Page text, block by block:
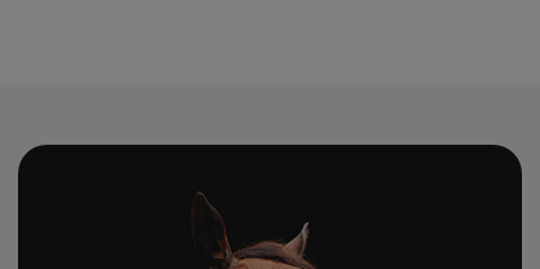
Rozmiary
Linia dostępna jest w podstawowych rozmiarach VS
(skokowy i wszechstronny) oraz DR (ujeżdżeniowy).
Wymiary konkretnego modelu są podane w opisie